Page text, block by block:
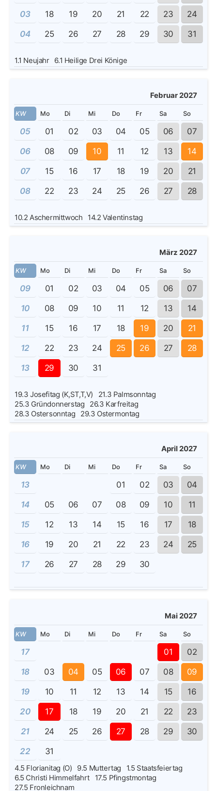
03 18 19 20 21 22 23 24
04 25 26 27 28 29 30 31
1.1 Neujahr 6.1 Heilige Drei Könige
Februar 2027
KW Mo Di Mi Do Fr Sa So
05 01 02 03 04 05 06 07
06 08 09 10 11 12 13 14
07 15 16 17 18 19 20 21
08 22 23 24 25 26 27 28
10.2 Aschermittwoch 14.2 Valentinstag
März 2027
KW Mo Di Mi Do Fr Sa So
09 01 02 03 04 05 06 07
10 08 09 10 11 12 13 14
11 15 16 17 18 19 20 21
12 22 23 24 25 26 27 28
13 29 30 31
19.3 Josefitag (K,ST,T,V) 21.3 Palmsonntag
25.3 Gründonnerstag 26.3 Karfreitag
28.3 Ostersonntag 29.3 Ostermontag
April 2027
KW Mo Di Mi Do Fr Sa So
13 01 02 03 04
14 05 06 07 08 09 10 11
15 12 13 14 15 16 17 18
16 19 20 21 22 23 24 25
17 26 27 28 29 30
Mai 2027
KW Mo Di Mi Do Fr Sa So
17 01 02
18 03 04 05 06 07 08 09
19 10 11 12 13 14 15 16
20 17 18 19 20 21 22 23
21 24 25 26 27 28 29 30
22 31
4.5 Florianitag (O) 9.5 Muttertag 1.5 Staatsfeiertag
6.5 Christi Himmelfahrt 17.5 Pfingstmontag
27.5 Fronleichnam